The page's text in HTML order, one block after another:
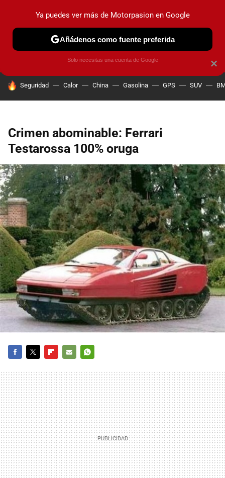
PRUEBAS COCHES ELÉCTRICOS OBSERVATORIO
HOY SE HABLA DE
Seguridad Calor China Gasolina GPS SUV
Crimen abominable: Ferrari
Testarossa 100% oruga
MAIL
×
Ya puedes ver más de Motorpasion en Google
Añádenos como fuente preferida
Solo necesitas una cuenta de Google